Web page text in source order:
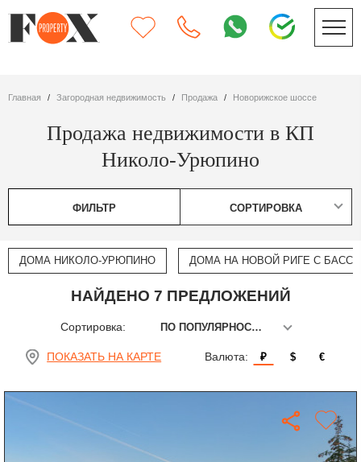
Главная Загородная недвижимость Продажа Новорижское шоссе
Продажа недвижимости в КП
Николо-Урюпино
ФИЛЬТР СОРТИРОВКА
ДОМА НИКОЛО-УРЮПИНО ДОМА НА НОВОЙ РИГЕ С
НАЙДЕНО 7 ПРЕДЛОЖЕНИЙ
Сортировка: ПО ПОПУЛЯРНОСТИ
ПОКАЗАТЬ НА КАРТЕ Валюта: ₽ $ €